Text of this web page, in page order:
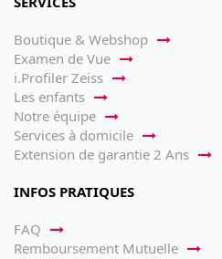
Boutique & Webshop
Examen de Vue
i.Profiler Zeiss
Les enfants
Notre équipe
Services à domicile
Extension de garantie 2 Ans
INFOS PRATIQUES
FAQ
Remboursement Mutuelle